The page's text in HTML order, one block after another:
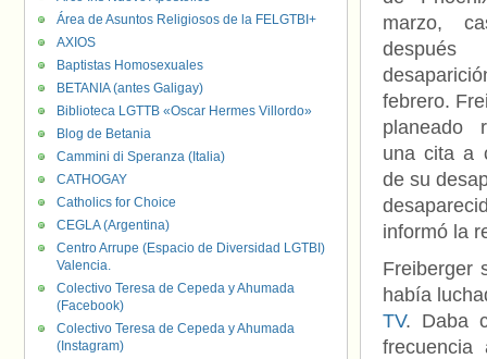
marzo,
febrero.
planeado
una cita a
de su
informó la
Freiberger
había
TV. Daba
Área de Asuntos Religiosos de la FELGTBI+
AXIOS
Baptistas Homosexuales
BETANIA (antes Galigay)
Biblioteca LGTTB «Oscar Hermes Villordo»
Blog de Betania
Cammini di Speranza (Italia)
CATHOGAY
Catholics for Choice
CEGLA (Argentina)
Centro Arrupe (Espacio de Diversidad LGTBI)
Valencia.
Colectivo Teresa de Cepeda y Ahumada
(Facebook)
Colectivo Teresa de Cepeda y Ahumada
(Instagram)